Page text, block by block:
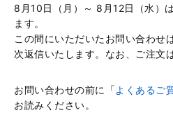
8月10日（月）～ 8月12日（水）
ます。
この間にいただいたお問い合わせ
次返信いたします。なお、ご注文
お問い合わせの前に「よくあるご
お読みください。